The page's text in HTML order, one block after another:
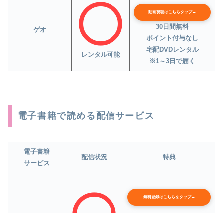
ゲオ
レンタル可能
動画視聴はこちらタップ←
30日間無料
ポイント付与なし
宅配DVDレンタル
※1～3日で届く
電子書籍で読める配信サービス
電子書籍
サービス
配信状況 特典
無料登録はこちらをタップ←